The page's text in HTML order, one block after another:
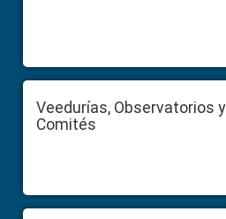
Veedurías, Observatorios y
Comités